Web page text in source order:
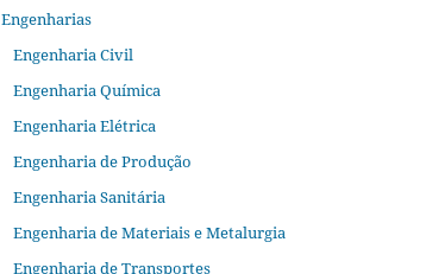
Engenharias
Engenharia Civil
Engenharia Química
Engenharia Elétrica
Engenharia de Produção
Engenharia Sanitária
Engenharia de Materiais e Metalurgia
Engenharia de Transportes